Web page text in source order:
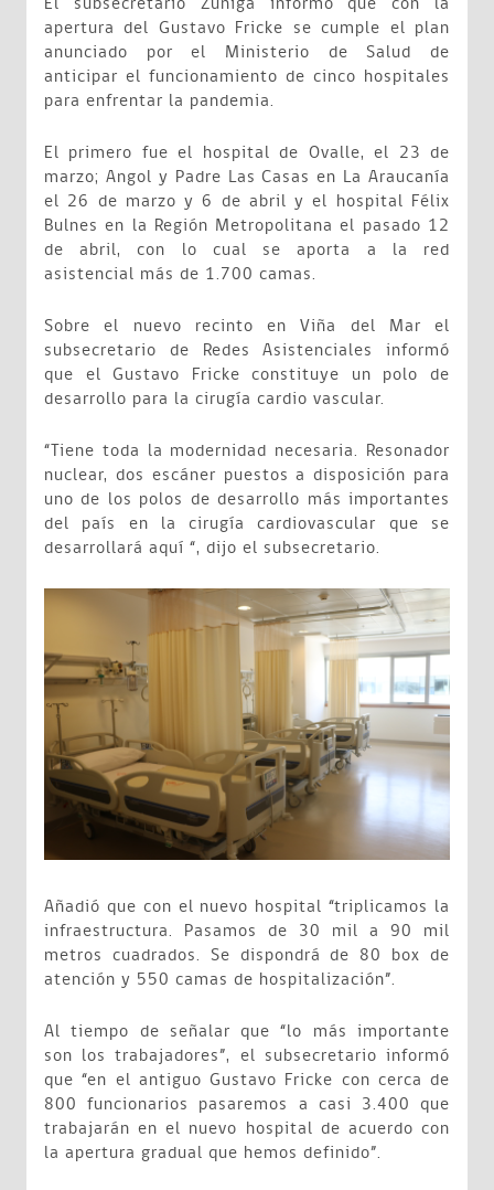
apertura del Gustavo Fricke se cumple el plan
anunciado por el Ministerio de Salud de
anticipar el funcionamiento de cinco hospitales
para enfrentar la pandemia.
El primero fue el hospital de Ovalle, el 23 de
marzo; Angol y Padre Las Casas en La Araucanía
el 26 de marzo y 6 de abril y el hospital Félix
Bulnes en la Región Metropolitana el pasado 12
de abril, con lo cual se aporta a la red
asistencial más de 1.700 camas.
Sobre el nuevo recinto en Viña del Mar el
subsecretario de Redes Asistenciales informó
que el Gustavo Fricke constituye un polo de
desarrollo para la cirugía cardio vascular.
“Tiene toda la modernidad necesaria. Resonador
nuclear, dos escáner puestos a disposición para
uno de los polos de desarrollo más importantes
del país en la cirugía cardiovascular que se
desarrollará aquí “, dijo el subsecretario.
Añadió que con el nuevo hospital “triplicamos la
infraestructura. Pasamos de 30 mil a 90 mil
metros cuadrados. Se dispondrá de 80 box de
atención y 550 camas de hospitalización”.
Al tiempo de señalar que “lo más importante
son los trabajadores”, el subsecretario informó
que “en el antiguo Gustavo Fricke con cerca de
800 funcionarios pasaremos a casi 3.400 que
trabajarán en el nuevo hospital de acuerdo con
la apertura gradual que hemos definido”.